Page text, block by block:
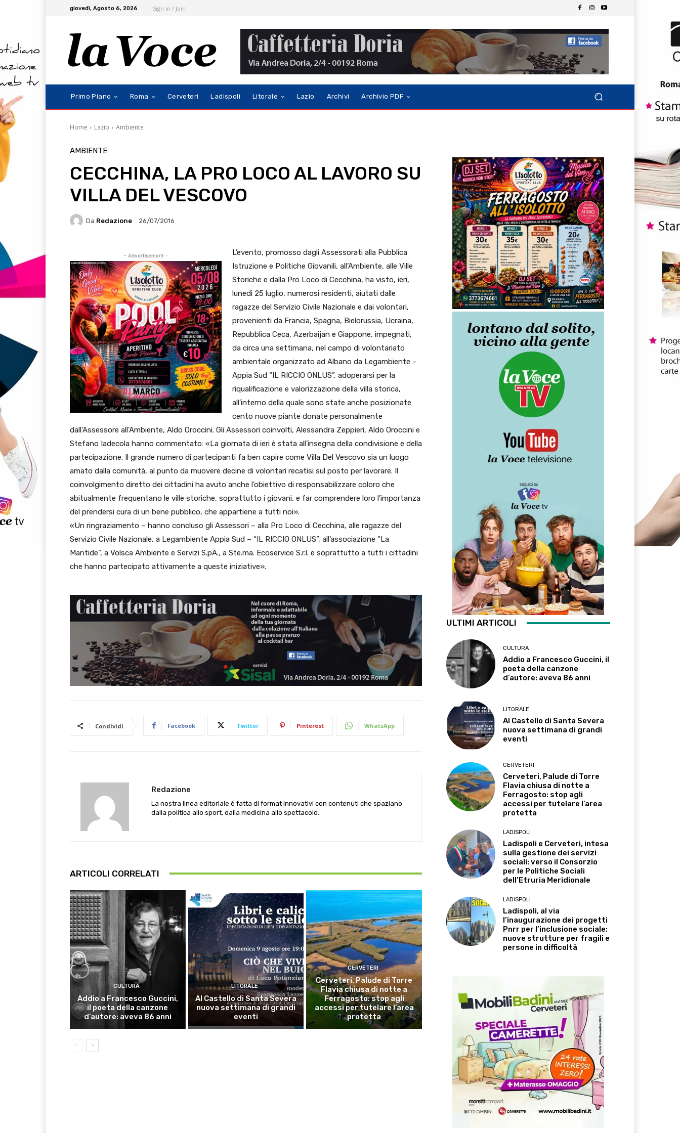
giovedì, Agosto 6, 2026 Sign in / Join
Primo Piano Roma Cerveteri Ladispoli Litorale Lazio Archivi Archivio PDF
Home Lazio Ambiente
AMBIENTE
CECCHINA, LA PRO LOCO AL LAVORO SU
VILLA DEL VESCOVO
Da Redazione 26/07/2016
- Advertisement -
L’evento, promosso dagli Assessorati alla Pubblica
Istruzione e Politiche Giovanili, all’Ambiente, alle Ville
Storiche e dalla Pro Loco di Cecchina, ha visto, ieri,
lunedì 25 luglio, numerosi residenti, aiutati dalle
ragazze del Servizio Civile Nazionale e dai volontari,
provenienti da Francia, Spagna, Bielorussia, Ucraina,
Repubblica Ceca, Azerbaijan e Giappone, impegnati,
da circa una settimana, nel campo di volontariato
ambientale organizzato ad Albano da Legambiente –
Appia Sud “IL RICCIO ONLUS”, adoperarsi per la
riqualificazione e valorizzazione della villa storica,
all’interno della quale sono state anche posizionate
cento nuove piante donate personalmente
dall’Assessore all’Ambiente, Aldo Oroccini. Gli Assessori coinvolti, Alessandra Zeppieri, Aldo Oroccini e
Stefano Iadecola hanno commentato: «La giornata di ieri è stata all’insegna della condivisione e della
partecipazione. Il grande numero di partecipanti fa ben capire come Villa Del Vescovo sia un luogo
amato dalla comunità, al punto da muovere decine di volontari recatisi sul posto per lavorare. Il
coinvolgimento diretto dei cittadini ha avuto anche l’obiettivo di responsabilizzare coloro che
abitualmente frequentano le ville storiche, soprattutto i giovani, e far comprendere loro l’importanza
del prendersi cura di un bene pubblico, che appartiene a tutti noi».
«Un ringraziamento – hanno concluso gli Assessori – alla Pro Loco di Cecchina, alle ragazze del
Servizio Civile Nazionale, a Legambiente Appia Sud – “IL RICCIO ONLUS”, all’associazione “La
Mantide”, a Volsca Ambiente e Servizi S.pA., a Ste.ma. Ecoservice S.r.l. e soprattutto a tutti i cittadini
che hanno partecipato attivamente a queste iniziative».
Condividi Facebook Twitter Pinterest WhatsApp
Redazione
La nostra linea editoriale è fatta di format innovativi con contenuti che spaziano
dalla politica allo sport, dalla medicina allo spettacolo.
ARTICOLI CORRELATI
CULTURA
Addio a Francesco Guccini,
il poeta della canzone
d’autore: aveva 86 anni
LITORALE
Al Castello di Santa Severa
nuova settimana di grandi
eventi
CERVETERI
Cerveteri, Palude di Torre
Flavia chiusa di notte a
Ferragosto: stop agli
accessi per tutelare l’area
protetta
ULTIMI ARTICOLI
CULTURA
Addio a Francesco Guccini, il
poeta della canzone
d’autore: aveva 86 anni
LITORALE
Al Castello di Santa Severa
nuova settimana di grandi
eventi
CERVETERI
Cerveteri, Palude di Torre
Flavia chiusa di notte a
Ferragosto: stop agli
accessi per tutelare l’area
protetta
LADISPOLI
Ladispoli e Cerveteri, intesa
sulla gestione dei servizi
sociali: verso il Consorzio
per le Politiche Sociali
dell’Etruria Meridionale
LADISPOLI
Ladispoli, al via
l’inaugurazione dei progetti
Pnrr per l’inclusione sociale:
nuove strutture per fragili e
persone in difficoltà